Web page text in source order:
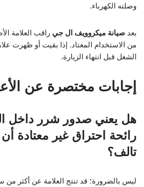
وصلته الكهرباء.
بعد صيانة ميكروويف ال جي راقب العلامة
من الاستخدام المعتاد. إذا بقيت أو ظهرت
الشغل قبل انتهاء الزيارة.
إجابات مختصرة عن
هل يعني صدور شرر داخل
رائحة احتراق غير معتادة
تالف؟
ليس بالضرورة؛ قد تنتج العلامة عن أكثر من